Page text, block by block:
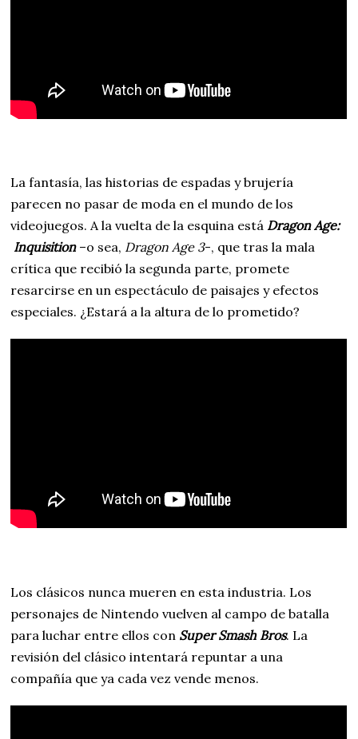
La fantasía, las historias de espadas y brujería
parecen no pasar de moda en el mundo de los
videojuegos. A la vuelta de la esquina está Dragon Age:
Inquisition–o sea, Dragon Age 3-, que tras la mala
crítica que recibió la segunda parte, promete
resarcirse en un espectáculo de paisajes y efectos
especiales. ¿Estará a la altura de lo prometido?
Los clásicos nunca mueren en esta industria. Los
personajes de Nintendo vuelven al campo de batalla
para luchar entre ellos con Super Smash Bros. La
revisión del clásico intentará repuntar a una
compañía que ya cada vez vende menos.